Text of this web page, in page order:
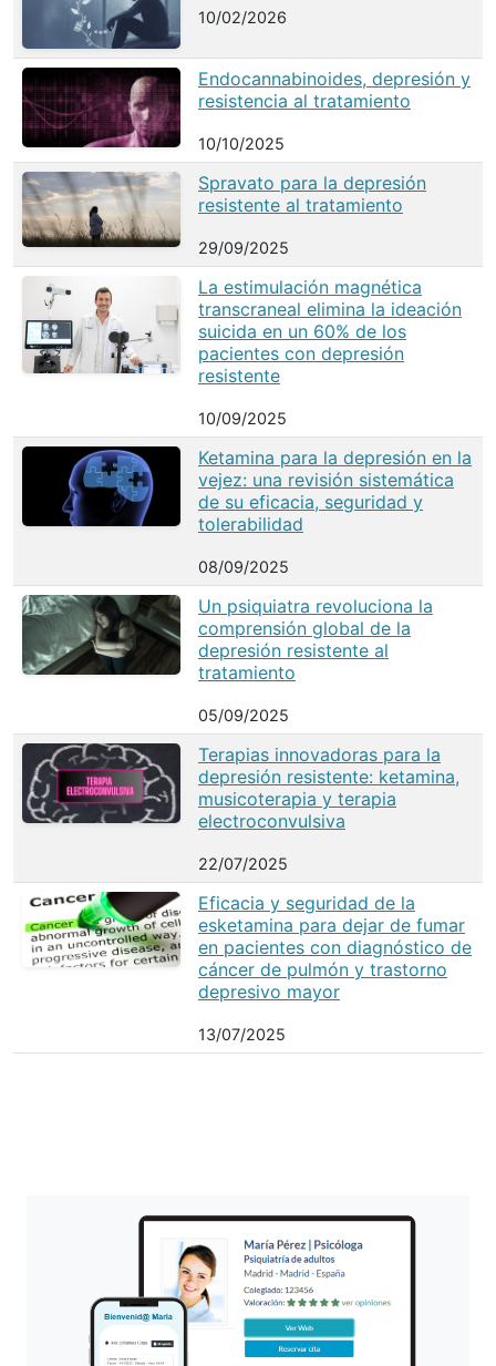
10/02/2026
Endocannabinoides, depresión y
resistencia al tratamiento
10/10/2025
Spravato para la depresión
resistente al tratamiento
29/09/2025
La estimulación magnética
transcraneal elimina la ideación
suicida en un 60% de los
pacientes con depresión
resistente
10/09/2025
Ketamina para la depresión en la
vejez: una revisión sistemática
de su eficacia, seguridad y
tolerabilidad
08/09/2025
Un psiquiatra revoluciona la
comprensión global de la
depresión resistente al
tratamiento
05/09/2025
Terapias innovadoras para la
depresión resistente: ketamina,
musicoterapia y terapia
electroconvulsiva
22/07/2025
Eficacia y seguridad de la
esketamina para dejar de fumar
en pacientes con diagnóstico de
cáncer de pulmón y trastorno
depresivo mayor
13/07/2025